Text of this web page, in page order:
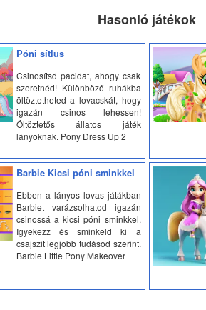
Hasonló játékok
Póni sítlus
Csinosítsd pacidat, ahogy csak
szeretnéd! Különböző ruhákba
öltöztetheted a lovacskát, hogy
igazán csinos lehessen!
Öltöztetős állatos játék
lányoknak. Pony Dress Up 2
Barbie Kicsi póni sminkkel
Ebben a lányos lovas játákban
Barbiet varázsolhatod igazán
csinossá a kicsi póni sminkkel.
Igyekezz és sminkeld ki a
csajszit legjobb tudásod szerint.
Barbie Little Pony Makeover